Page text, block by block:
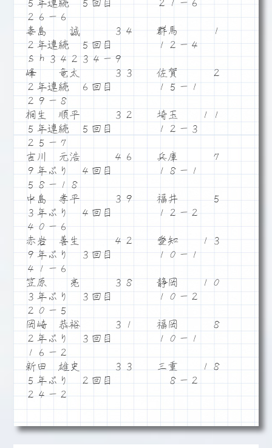
５年連続 ５回目 ２１－６
２６－６
毒島 誠 ３４ 群馬 １
２年連続 ５回目 １２－４
ｓｈ３４２３４－９
峰 竜太 ３３ 佐賀 ２
２年連続 ６回目 １５－１
２９－８
桐生 順平 ３２ 埼玉 １１
５年連続 ５回目 １２－３
２５－７
吉川 元浩 ４６ 兵庫 ７
９年ぶり ４回目 １８－１
５８－１８
中島 孝平 ３９ 福井 ５
３年ぶり ４回目 １２－２
４０－６
赤岩 善生 ４２ 愛知 １３
９年ぶり ３回目 １０－１
４１－６
笠原 亮 ３８ 静岡 １０
３年ぶり ３回目 １０－２
２０－５
岡崎 恭裕 ３１ 福岡 ８
２年ぶり ３回目 １０－１
１６－２
新田 雄史 ３３ 三重 １８
５年ぶり ２回目 ８－２
２４－２